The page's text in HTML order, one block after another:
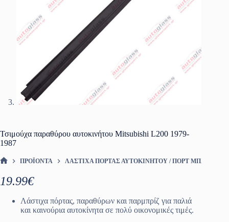
Τσιμούχα παραθύρου αυτοκινήτου Mitsubishi L200 1979-
1987
ΠΡΟΪΌΝΤΑ ΛΆΣΤΙΧΑ ΠΌΡΤΑΣ ΑΥΤΟΚΙΝΉΤΟΥ / ΠΟΡΤ ΜΠΑΓΚΑΖ
19.99€
Λάστιχα πόρτας, παραθύρων και παρμπρίζ για παλιά
και καινούρια αυτοκίνητα σε πολύ οικονομικές τιμές.